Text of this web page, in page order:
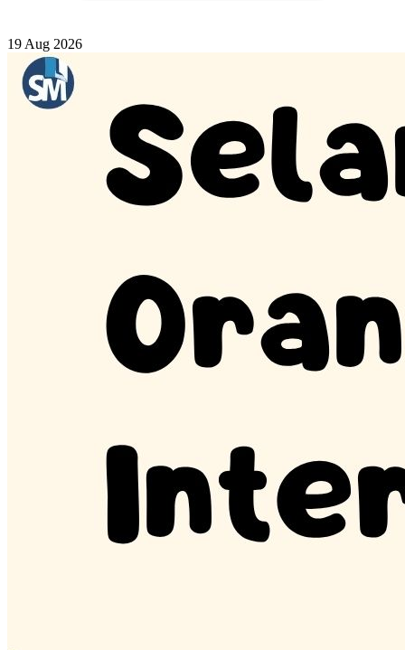
19 Aug 2026